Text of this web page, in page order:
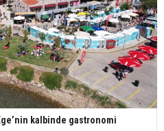
kalbinde gastronomi